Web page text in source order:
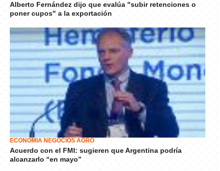
Alberto Fernández dijo que evalúa "subir retenciones o
poner cupos" a la exportación
ECONOMÍA NEGOCIOS AGRO
Acuerdo con el FMI: sugieren que Argentina podría
alcanzarlo “en mayo”